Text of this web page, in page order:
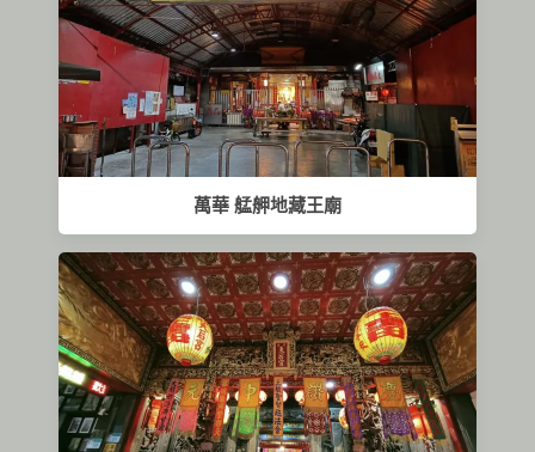
萬華 艋舺地藏王廟